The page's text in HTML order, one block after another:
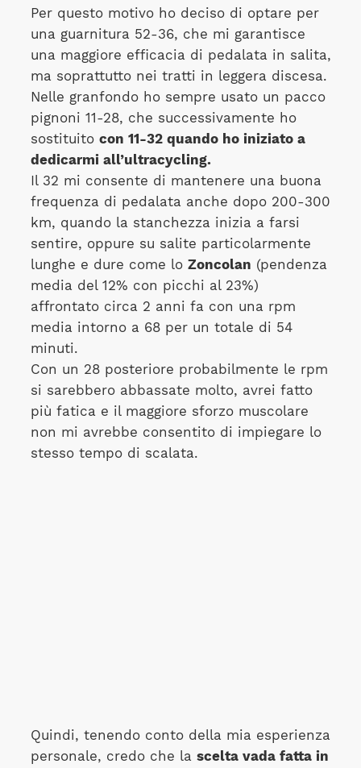
Per questo motivo ho deciso di optare per
una guarnitura 52-36, che mi garantisce
una maggiore efficacia di pedalata in salita,
ma soprattutto nei tratti in leggera discesa.
Nelle granfondo ho sempre usato un pacco
pignoni 11-28, che successivamente ho
sostituito con 11-32 quando ho iniziato a
dedicarmi all’ultracycling.
Il 32 mi consente di mantenere una buona
frequenza di pedalata anche dopo 200-300
km, quando la stanchezza inizia a farsi
sentire, oppure su salite particolarmente
lunghe e dure come lo Zoncolan (pendenza
media del 12% con picchi al 23%)
affrontato circa 2 anni fa con una rpm
media intorno a 68 per un totale di 54
minuti.
Con un 28 posteriore probabilmente le rpm
si sarebbero abbassate molto, avrei fatto
più fatica e il maggiore sforzo muscolare
non mi avrebbe consentito di impiegare lo
stesso tempo di scalata.
Quindi, tenendo conto della mia esperienza
personale, credo che la scelta vada fatta in